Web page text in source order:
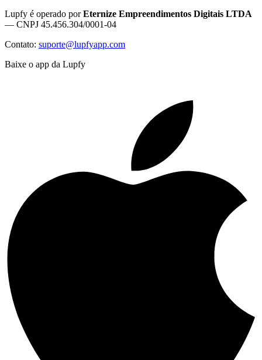
Lupfy é operado porEternize Empreendimentos Digitais LTDA
— CNPJ 45.456.304/0001-04
Contato: suporte@lupfyapp.com
Baixe o app da Lupfy